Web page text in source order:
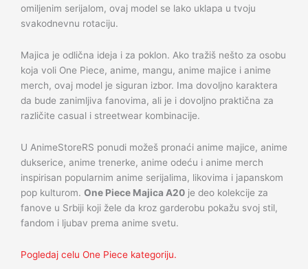
omiljenim serijalom, ovaj model se lako uklapa u tvoju
svakodnevnu rotaciju.
Majica je odlična ideja i za poklon. Ako tražiš nešto za osobu
koja voli One Piece, anime, mangu, anime majice i anime
merch, ovaj model je siguran izbor. Ima dovoljno karaktera
da bude zanimljiva fanovima, ali je i dovoljno praktična za
različite casual i streetwear kombinacije.
U AnimeStoreRS ponudi možeš pronaći anime majice, anime
dukserice, anime trenerke, anime odeću i anime merch
inspirisan popularnim anime serijalima, likovima i japanskom
pop kulturom. One Piece Majica A20 je deo kolekcije za
fanove u Srbiji koji žele da kroz garderobu pokažu svoj stil,
fandom i ljubav prema anime svetu.
Pogledaj celu One Piece kategoriju.